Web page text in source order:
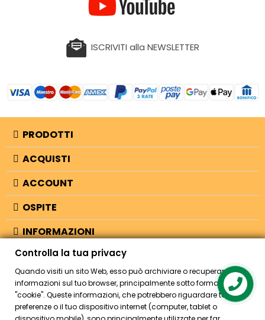
ISCRIVITI alla NEWSLETTER
PRODOTTI
ACQUISTI
ACCOUNT
OSPITE
INFORMAZIONI
NEGOZIO
© 2026 - Bellearti.it -credits
Controlla la tua privacy
Quando visiti un sito Web, esso può archiviare o recuperare
informazioni sul tuo browser, principalmente sotto forma di
"cookie". Queste informazioni, che potrebbero riguardare te, le tue
preferenze o il tuo dispositivo internet (computer, tablet o
Contact us